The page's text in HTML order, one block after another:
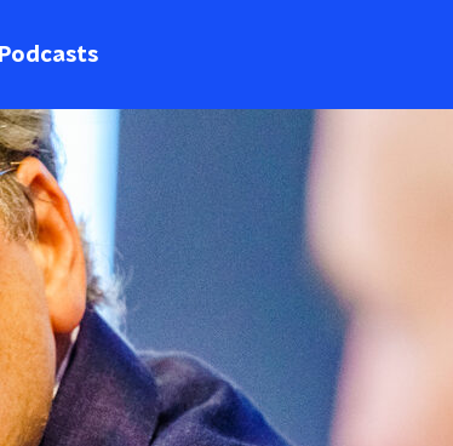
Podcasts